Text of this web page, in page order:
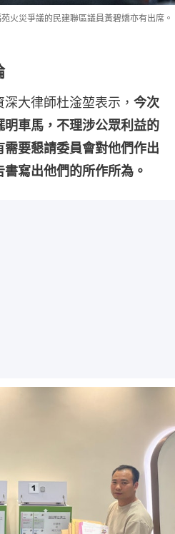
火災爭議的民建聯區議員黃碧嬌亦有出席。
大律師杜淦堃表示， 今次
車馬，不理涉公眾利益的
要懇請委員會對他們作出
寫出他們的所作所為。